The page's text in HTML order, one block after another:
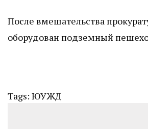
После вмешательства
оборудован подземный
Tags: ЮУЖД